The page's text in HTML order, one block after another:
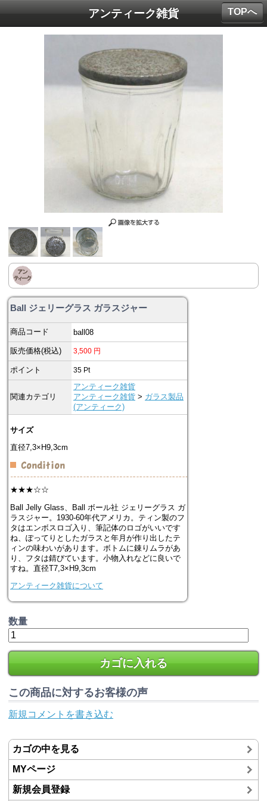
アンティーク雑貨
Ball ジェリーグラス ガラスジャー
商品コード ball08
販売価格(税込) 3,500 円
ポイント 35 Pt
関連カテゴリ
アンティーク雑貨
アンティーク雑貨 > ガラス製品
(アンティーク)
サイズ
直径7,3×H9,3cm
★★★☆☆
Ball Jelly Glass、Ball ボール社 ジェリーグラス ガ
ラスジャー。1930-60年代アメリカ。ティン製のフ
タはエンボスロゴ入り、筆記体のロゴがいいです
ね、ぽってりとしたガラスと年月が作り出したテ
ィンの味わいがあります。ボトムに錬りムラがあ
り、フタは錆びています。小物入れなどに良いで
すね。直径T7,3×H9,3cm
アンティーク雑貨について
数量
カゴに入れる
この商品に対するお客様の声
新規コメントを書き込む
カゴの中を見る
MYページ
新規会員登録
TOPへ